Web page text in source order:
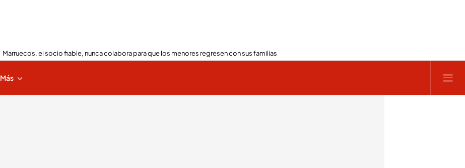
Marruecos, el socio fiable, nunca colabora para que los menores regresen con sus familias
Más